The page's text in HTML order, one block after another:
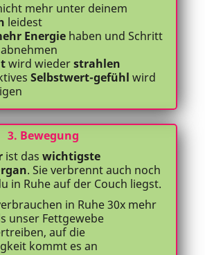
mehr unter deinem
leidest
Energie haben und Schritt
wird wiederstrahlen
Selbstwert-gefühl wird
3. Bewegung
ist das wichtigste
. Sie verbrennt auch noch
in Ruhe auf der Couch liegst.
in Ruhe 30x mehr
unser Fettgewebe
auf die
kommt es an